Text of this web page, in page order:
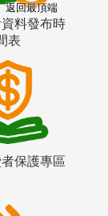
料發布時
表
保護專區
返回最頂端